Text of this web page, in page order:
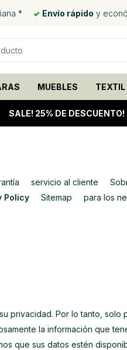
* Envío rápido y
MUEBLES TEXTIL
SALE! 25% DE DESCUENTO!
servicio al cliente
Policy Sitemap para los
privacidad. Por lo tanto, solo
la información que
que sus datos estén